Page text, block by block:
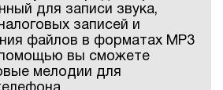
для записи звука,
записей и
файлов в форматах MP3
помощью вы сможете
мелодии для